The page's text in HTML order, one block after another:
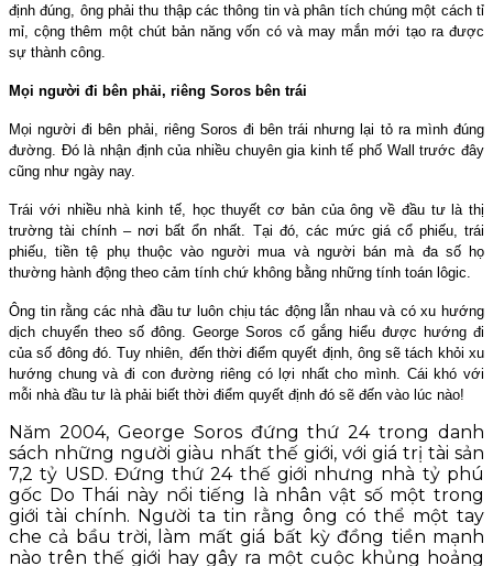
định đúng, ông phải thu thập các thông tin và phân tích chúng một cách tỉ
mỉ, cộng thêm một chút bản năng vốn có và may mắn mới tạo ra được
sự thành công.
Mọi người đi bên phải, riêng Soros bên trái
Mọi người đi bên phải, riêng Soros đi bên trái nhưng lại tỏ ra mình đúng
đường. Đó là nhận định của nhiều chuyên gia kinh tế phố Wall trước đây
cũng như ngày nay.
Trái với nhiều nhà kinh tế, học thuyết cơ bản của ông về đầu tư là thị
trường tài chính – nơi bất ổn nhất. Tại đó, các mức giá cổ phiếu, trái
phiếu, tiền tệ phụ thuộc vào người mua và người bán mà đa số họ
thường hành động theo cảm tính chứ không bằng những tính toán lôgic.
Ông tin rằng các nhà đầu tư luôn chịu tác động lẫn nhau và có xu hướng
dịch chuyển theo số đông. George Soros cố gắng hiểu được hướng đi
của số đông đó. Tuy nhiên, đến thời điểm quyết định, ông sẽ tách khỏi xu
hướng chung và đi con đường riêng có lợi nhất cho mình. Cái khó với
mỗi nhà đầu tư là phải biết thời điểm quyết định đó sẽ đến vào lúc nào!
Năm 2004, George Soros đứng thứ 24 trong danh
sách những người giàu nhất thế giới, với giá trị tài sản
7,2 tỷ USD. Đứng thứ 24 thế giới nhưng nhà tỷ phú
gốc Do Thái này nổi tiếng là nhân vật số một trong
giới tài chính. Người ta tin rằng ông có thể một tay
che cả bầu trời, làm mất giá bất kỳ đồng tiền mạnh
nào trên thế giới hay gây ra một cuộc khủng hoảng